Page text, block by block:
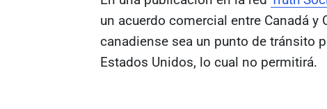
un acuerdo comercial entre Canadá y
canadiense sea un punto de tránsito
Estados Unidos, lo cual no permitirá.